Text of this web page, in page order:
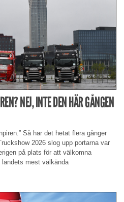
NEJ, INTE DEN HÄR GÅNGEN
Så har det hetat flera gånger
2026 slog upp portarna var
på plats för att välkomna
mest välkända